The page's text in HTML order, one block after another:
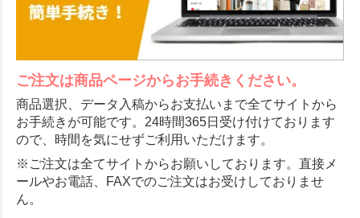
ご注文は商品ページからお手続きください。
商品選択、データ入稿からお支払いまで全てサイトから
お手続きが可能です。24時間365日受け付けております
ので、時間を気にせずご利用いただけます。
※ご注文は全てサイトからお願いしております。直接メ
ールやお電話、FAXでのご注文はお受けしておりませ
ん。